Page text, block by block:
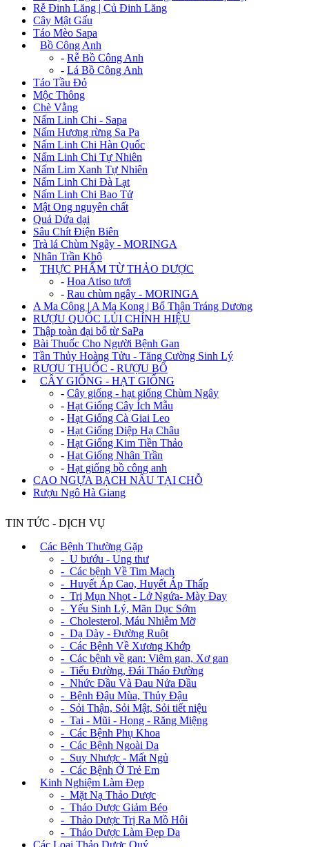
Rễ Đinh Lăng | Củ Đinh Lăng
Cây Mật Gấu
Táo Mèo Sapa
Bồ Công Anh
- Rễ Bồ Công Anh
- Lá Bồ Công Anh
Táo Tầu Đỏ
Mộc Thông
Chè Vằng
Nấm Linh Chi - Sapa
Nấm Hương rừng Sa Pa
Nấm Linh Chi Hàn Quốc
Nấm Linh Chi Tự Nhiên
Nấm Lim Xanh Tự Nhiên
Nấm Linh Chi Đà Lạt
Nấm Linh Chi Bao Tử
Mật Ong nguyên chất
Quả Dứa dại
Sâu Chít Điện Biên
Trà lá Chùm Ngây - MORINGA
Nhân Trần Khô
THỰC PHẨM TỪ THẢO DƯỢC
- Hoa Atiso tươi
- Rau chùm ngây - MORINGA
A Ma Công | A Ma Kong | Bổ Thận Tráng Dương
RƯỢU QUỐC LỦI CHÍNH HIỆU
Thập toàn đại bổ từ SaPa
Bài Thuốc Cho Người Bệnh Gan
Tần Thủy Hoàng Tửu - Tăng Cường Sinh Lý
RƯỢU THUỐC - RƯỢU BỔ
CÂY GIỐNG - HẠT GIỐNG
- Cây giống - hạt giống Chùm Ngây
- Hạt Giống Cây Ích Mẫu
- Hạt Giống Cà Giai Leo
- Hạt Giống Diệp Hạ Châu
- Hạt Giống Kim Tiền Thảo
- Hạt Giống Nhân Trần
- Hạt giống bồ công anh
CAO NGỰA BẠCH NẤU TẠI CHỖ
Rượu Ngô Hà Giang
TIN TỨC - DỊCH VỤ
Các Bệnh Thường Gặp
- U bướu - Ung thư
- Các bệnh Về Tim Mạch
- Huyết Áp Cao, Huyết Áp Thấp
- Trị Mụn Nhọt - Lở Ngứa- Mày Đay
- Yếu Sinh Lý, Mãn Dục Sớm
- Cholesterol, Máu Nhiễm Mỡ
- Dạ Dày - Đường Ruột
- Các Bệnh Về Xương Khớp
- Các bệnh về gan: Viêm gan, Xơ gan
- Tiểu Đường, Đái Tháo Đường
- Nhức Đầu Và Đau Nửa Đầu
- Bệnh Đậu Mùa, Thủy Đậu
- Sỏi Thận, Sỏi Mật, Sỏi tiết niệu
- Tai - Mũi - Họng - Răng Miệng
- Các Bệnh Phụ Khoa
- Các Bệnh Ngoài Da
- Suy Nhược - Mất Ngủ
- Các Bệnh Ở Trẻ Em
Kinh Nghiệm Làm Đẹp
- Mặt Nạ Thảo Dược
- Thảo Dược Giảm Béo
- Thảo Dược Trị Ra Mồ Hôi
- Thảo Dược Làm Đẹp Da
Các Loại Thảo Dược Quý